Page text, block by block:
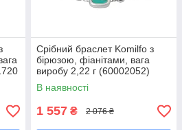
Срібний браслет Komilfo з
бірюзою, фіанітами, вага
виробу 2,22 г (60002052)
1720 розмір
В наявності
1 557 ₴ 2 076 ₴